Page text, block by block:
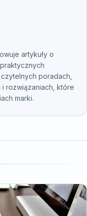
artykuły o
poradach,
rozwiązaniach, które
marki.